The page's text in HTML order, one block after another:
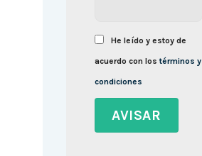
He leído y estoy de
acuerdo con lostérminos y
condiciones